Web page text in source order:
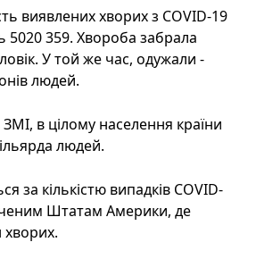
виявлених хворих з COVID-19
5020 359. Хвороба забрала
У той же час, одужали -
людей.
в цілому населення країни
людей.
за кількістю випадків COVID-
Штатам Америки, де